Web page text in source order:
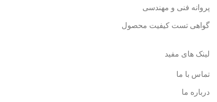
پروانه فنی و مهندسی
گواهی تست کیفیت محصول
لینک های مفید
تماس با ما
درباره ما